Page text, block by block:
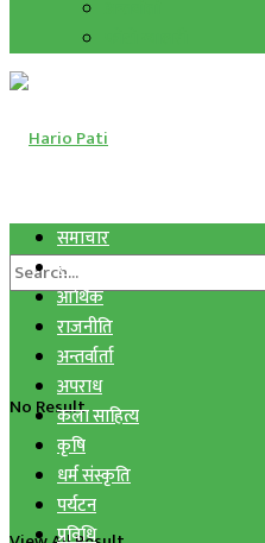
No Result
समाचार
स्वास्थ्य
आर्थिक
राजनीति
अन्तर्वार्ता
अपराध
कला साहित्य
कृषि
धर्म संस्कृति
पर्यटन
प्रविधि